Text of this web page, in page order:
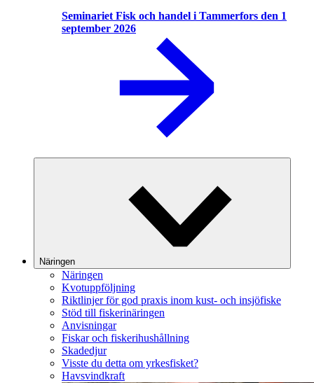
Seminariet Fisk och handel i Tammerfors den 1
september 2026
Näringen
Näringen
Kvotuppföljning
Riktlinjer för god praxis inom kust- och insjöfiske
Stöd till fiskerinäringen
Anvisningar
Fiskar och fiskerihushållning
Skadedjur
Visste du detta om yrkesfisket?
Havsvindkraft